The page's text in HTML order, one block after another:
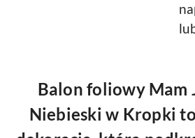
Balon foliowy Mam
Niebieski w Kropki